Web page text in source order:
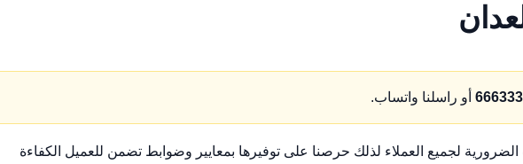
أو راسلنا واتساب.
لجميع العملاء لذلك حرصنا على توفيرها بمعايير وضوابط تضمن للعميل الكفاءة